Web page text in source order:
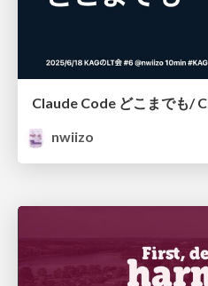
Claude Code どこまでも/
nwiizo